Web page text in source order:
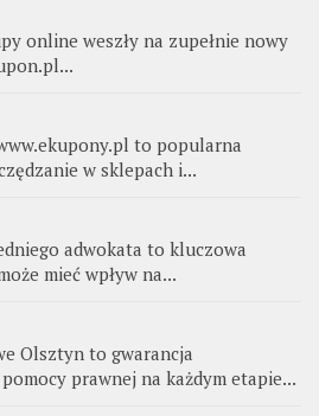
online weszły na zupełnie nowy
to popularna
w sklepach i...
adwokata to kluczowa
mieć wpływ na...
Olsztyn to gwarancja
prawnej na każdym etapie...